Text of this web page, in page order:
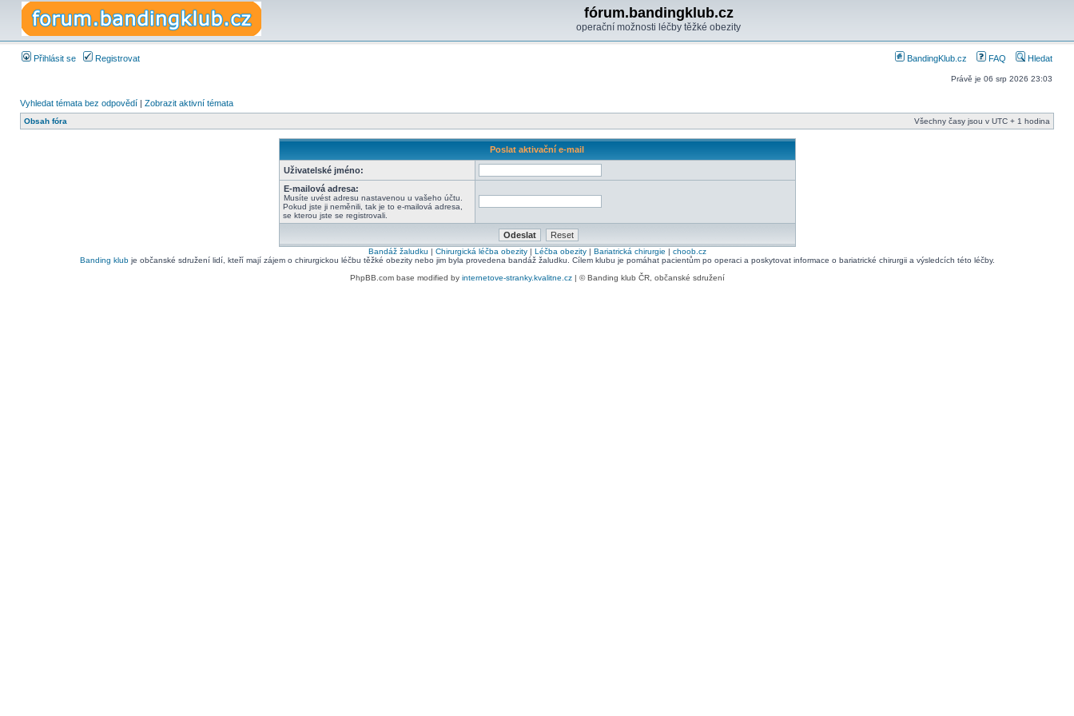
fórum.bandingklub.cz
operační možnosti léčby těžké obezity
Přihlásit se Registrovat BandingKlub.cz FAQ Hledat
Právě je 06 srp 2026 23:03
Vyhledat témata bez odpovědí | Zobrazit aktivní témata
Obsah fóra Všechny časy jsou v UTC + 1 hodina
Poslat aktivační e-mail
Uživatelské jméno:
E-mailová adresa:
Musíte uvést adresu nastavenou u vašeho účtu.
Pokud jste ji neměnili, tak je to e-mailová adresa,
se kterou jste se registrovali.
Bandáž žaludku | Chirurgická léčba obezity| Léčba obezity| Bariatrická chirurgie | choob.cz
Banding klubje občanské sdružení lidí, kteří mají zájem o chirurgickou léčbu těžké obezity nebo jim byla provedena bandáž žaludku. Cílem klubu je pomáhat pacientům po operaci a poskytovat informace o bariatrické chirurgii a výsledcích této léčby.
PhpBB.com base modified by internetove-stranky.kvalitne.cz| © Banding klub ČR, občanské sdružení